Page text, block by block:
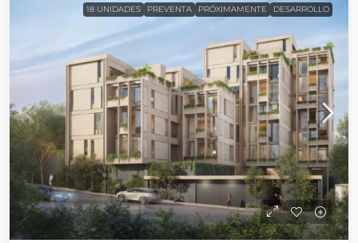
18 UNIDADES PREVENTA PRÓXIMAMENTE DESARROLLO